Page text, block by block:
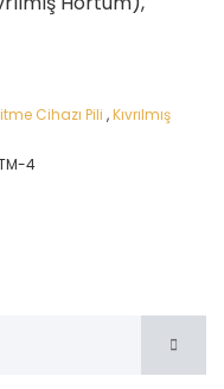
Cihazı Pili ,Kıvrılmış
4